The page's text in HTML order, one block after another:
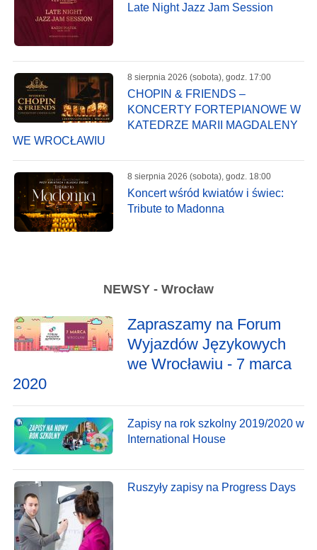
Late Night Jazz Jam Session
8 sierpnia 2026 (sobota), godz. 17:00
CHOPIN & FRIENDS –
KONCERTY FORTEPIANOWE W
KATEDRZE MARII MAGDALENY
WE WROCŁAWIU
8 sierpnia 2026 (sobota), godz. 18:00
Koncert wśród kwiatów i świec:
Tribute to Madonna
NEWSY - Wrocław
Zapraszamy na Forum
Wyjazdów Językowych
we Wrocławiu - 7 marca
2020
Zapisy na rok szkolny 2019/2020 w
International House
Ruszyły zapisy na Progress Days